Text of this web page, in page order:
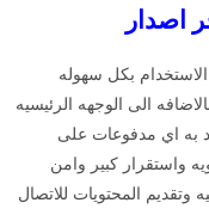
بكل سهوله
الى الوجهه الرئيسيه
به اي مدفوعات على
واستقرار كبير وامن
المحتويات للاتصال